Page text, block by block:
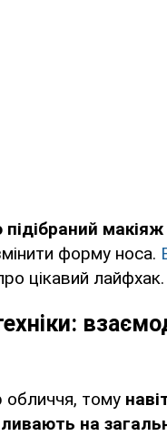
макіяж
форму носа.
цікавий лайфхак.
обличчя, тому
на